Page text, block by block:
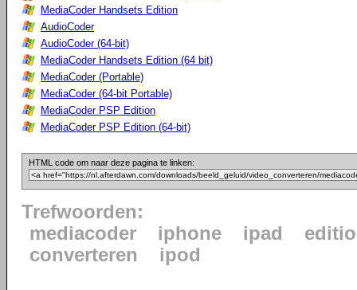
MediaCoder Handsets Edition
AudioCoder
AudioCoder (64-bit)
MediaCoder Handsets Edition (64 bit)
MediaCoder (Portable)
MediaCoder (64-bit Portable)
MediaCoder PSP Edition
MediaCoder PSP Edition (64-bit)
HTML code om naar deze pagina te linken:
Trefwoorden:
mediacoder
iphone ipad
converteren
ipod